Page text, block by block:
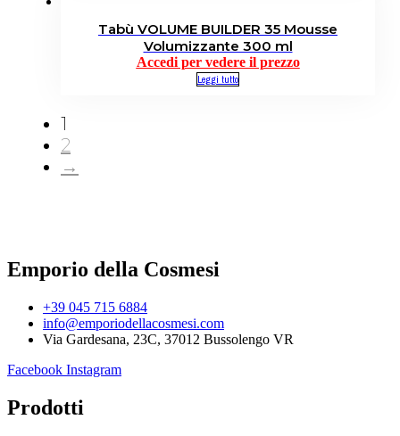
Tabù VOLUME BUILDER 35 Mousse
Volumizzante 300 ml
Accedi per vedere il prezzo
Leggi tutto
1
2
→
Emporio della Cosmesi
+39 045 715 6884
info@emporiodellacosmesi.com
Via Gardesana, 23C, 37012 Bussolengo VR
Facebook Instagram
Prodotti